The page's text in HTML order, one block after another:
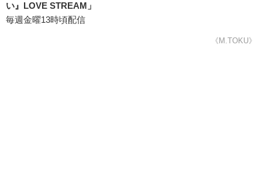
い』LOVE STREAM」
毎週金曜13時頃配信
《M.TOKU》